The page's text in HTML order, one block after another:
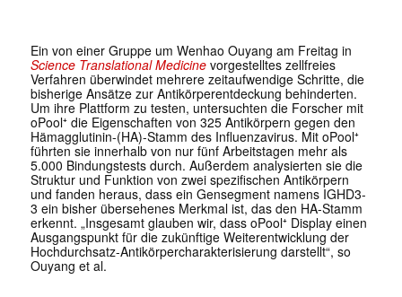
Ein von einer Gruppe um Wenhao Ouyang am Freitag in
Science Translational Medicinevorgestelltes zellfreies
Verfahren überwindet mehrere zeitaufwendige Schritte, die
bisherige Ansätze zur Antikörperentdeckung behinderten.
Um ihre Plattform zu testen, untersuchten die Forscher mit
oPool⁺ die Eigenschaften von 325 Antikörpern gegen den
Hämagglutinin-(HA)-Stamm des Influenzavirus. Mit oPool⁺
führten sie innerhalb von nur fünf Arbeitstagen mehr als
5.000 Bindungstests durch. Außerdem analysierten sie die
Struktur und Funktion von zwei spezifischen Antikörpern
und fanden heraus, dass ein Gensegment namens IGHD3-
3 ein bisher übersehenes Merkmal ist, das den HA-Stamm
erkennt. „Insgesamt glauben wir, dass oPool⁺ Display einen
Ausgangspunkt für die zukünftige Weiterentwicklung der
Hochdurchsatz-Antikörpercharakterisierung darstellt“, so
Ouyang et al.